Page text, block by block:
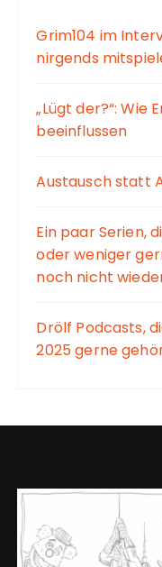
Grim104 im
nirgends
„Lügt der?“: Wie
beeinflussen
Austausch statt
Ein paar Serien,
oder weniger
noch nicht
Drölf Podcasts,
2025 gerne